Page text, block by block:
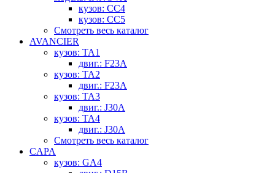
кузов: CC4
кузов: CC5
Смотреть весь каталог
AVANCIER
кузов: TA1
двиг.: F23A
кузов: TA2
двиг.: F23A
кузов: TA3
двиг.: J30A
кузов: TA4
двиг.: J30A
Смотреть весь каталог
CAPA
кузов: GA4